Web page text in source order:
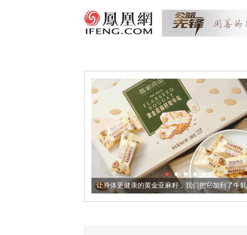
让身体更健康的黄金亚麻籽，我们把它加到了牛